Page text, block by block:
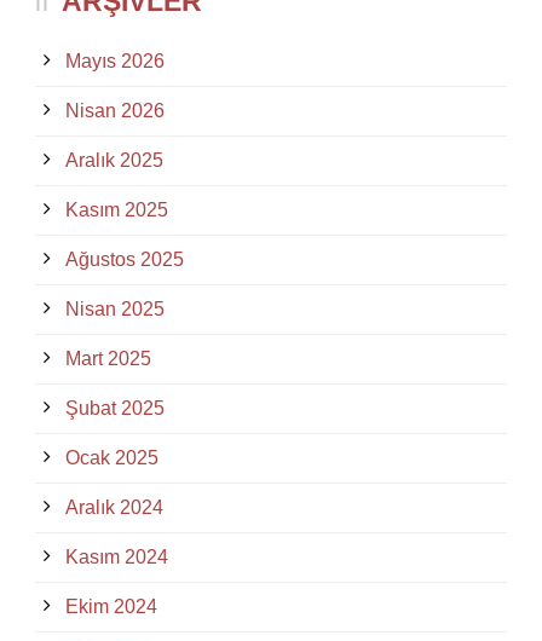
Mayıs 2026
Nisan 2026
Aralık 2025
Kasım 2025
Ağustos 2025
Nisan 2025
Mart 2025
Şubat 2025
Ocak 2025
Aralık 2024
Kasım 2024
Ekim 2024